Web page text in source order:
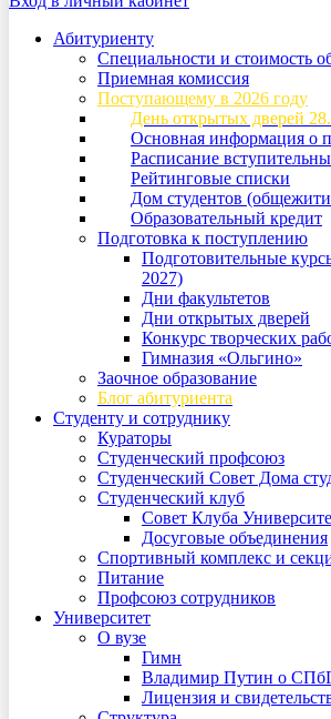
Абитуриенту
Специальности и стоимость
Приемная комиссия
Поступающему в 2026 году
День открытых дверей
Основная информация о
Расписание
Рейтинговые списки
Дом студентов
Образовательный кредит
Подготовка к поступлению
Подготовительные
2027)
Дни факультетов
Дни открытых дверей
Конкурс творческих
Гимназия «Ольгино»
Заочное образование
Блог абитуриента
Студенту и сотруднику
Кураторы
Студенческий профсоюз
Студенческий Совет Дома
Студенческий клуб
Совет Клуба
Досуговые объединения
Спортивный комплекс и
Питание
Профсоюз сотрудников
Университет
О вузе
Гимн
Владимир Путин о
Лицензия и